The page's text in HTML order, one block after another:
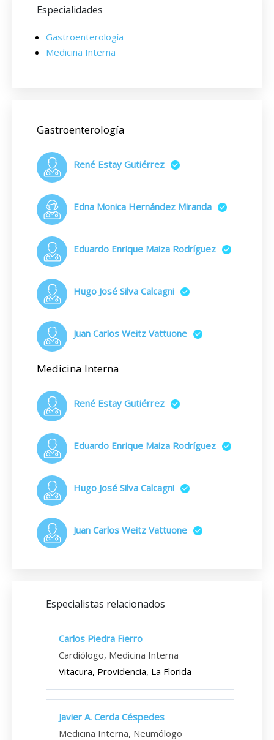
Especialidades
Gastroenterología
Medicina Interna
Gastroenterología
René Estay Gutiérrez
Edna Monica Hernández Miranda
Eduardo Enrique Maiza Rodríguez
Hugo José Silva Calcagni
Juan Carlos Weitz Vattuone
Medicina Interna
René Estay Gutiérrez
Eduardo Enrique Maiza Rodríguez
Hugo José Silva Calcagni
Juan Carlos Weitz Vattuone
Especialistas relacionados
Carlos Piedra Fierro
Cardiólogo, Medicina Interna
Vitacura, Providencia, La Florida
Javier A. Cerda Céspedes
Medicina Interna, Neumólogo